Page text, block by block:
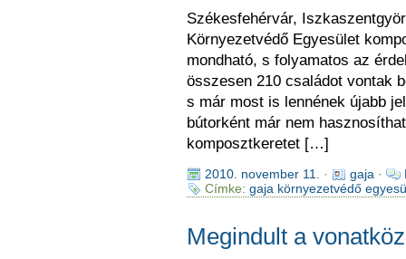
Székesfehérvár,
Környezetvédő Egyesület
mondható, s folyamatos az
összesen 210 családot vontak
s már most is lennének újabb
bútorként már nem
komposztkeretet […]
2010. november 11. · gaja ·
Címke: gaja környezetvédő
Megindult a